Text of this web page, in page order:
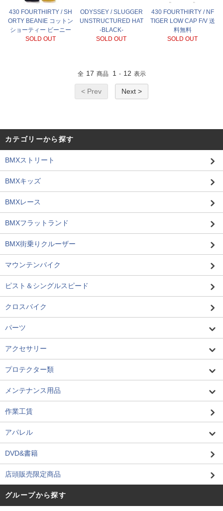
430 FOURTHIRTY / SH
ORTY BEANIE コットン
ショーティー ビーニー
SOLD OUT
ODYSSEY / SLUGGER
UNSTRUCTURED HAT
-BLACK-
SOLD OUT
430 FOURTHIRTY / NF
TIGER LOW CAP F/V 送
料無料
SOLD OUT
全 17 商品 1 - 12 表示
< Prev Next >
カテゴリーから探す
BMXストリート
BMXキッズ
BMXレース
BMXフラットランド
BMX街乗りクルーザー
マウンテンバイク
ピスト＆シングルスピード
クロスバイク
パーツ
アクセサリー
プロテクター類
メンテナンス用品
作業工賃
アパレル
DVD&書籍
店頭販売限定商品
グループから探す